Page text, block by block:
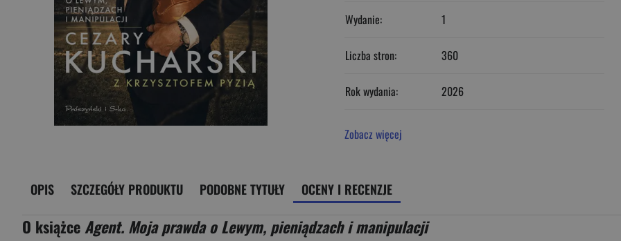
Wydanie: 1
Liczba stron: 360
Rok wydania: 2026
Zobacz więcej
OPIS SZCZEGÓŁY PRODUKTU PODOBNE TYTUŁY OCENY I RECENZJE
O książce Agent. Moja prawda o Lewym, pieniądzach i manipulacji